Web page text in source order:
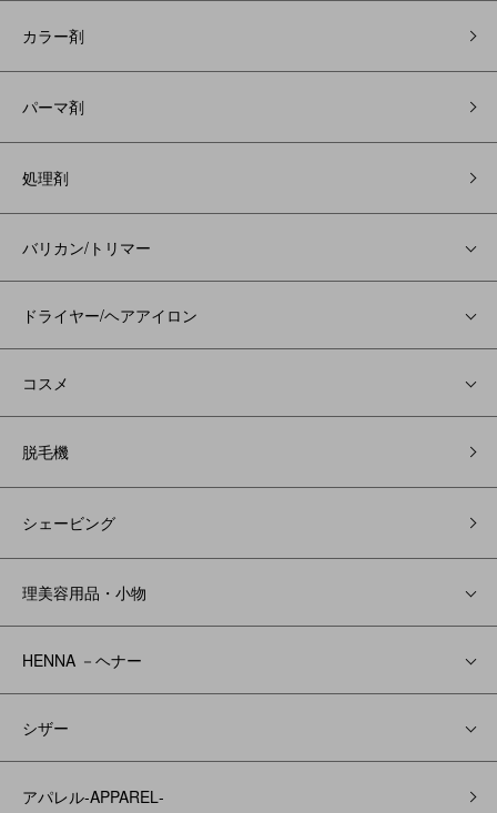
カラー剤
パーマ剤
処理剤
バリカン/トリマー
ドライヤー/ヘアアイロン
コスメ
脱毛機
シェービング
理美容用品・小物
HENNA －ヘナー
シザー
アパレル‐APPAREL‐